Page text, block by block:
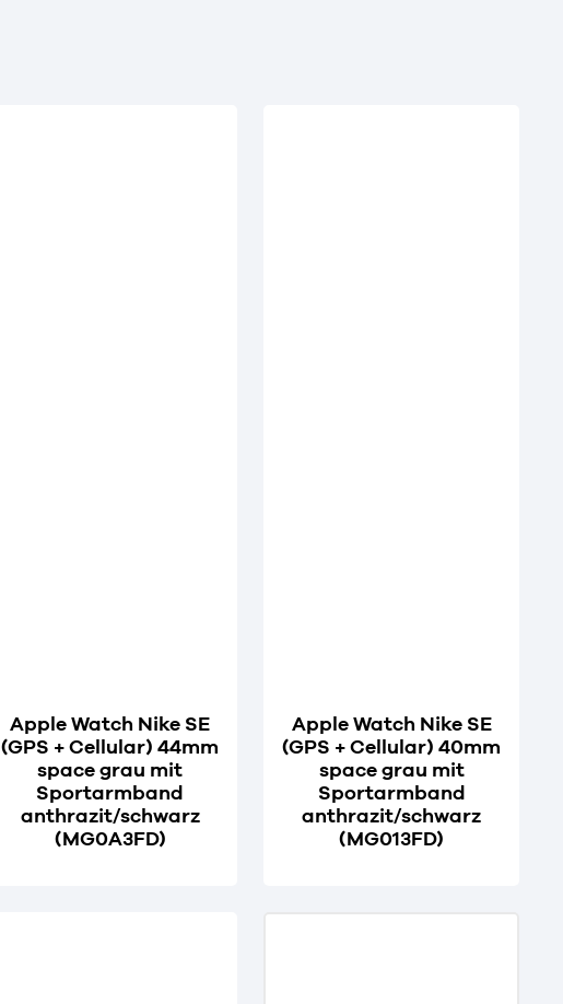
Apple Watch Nike SE
(GPS + Cellular) 44mm
space grau mit
Sportarmband
anthrazit/schwarz
(MG0A3FD)
Apple Watch Nike SE
(GPS + Cellular) 40mm
space grau mit
Sportarmband
anthrazit/schwarz
(MG013FD)